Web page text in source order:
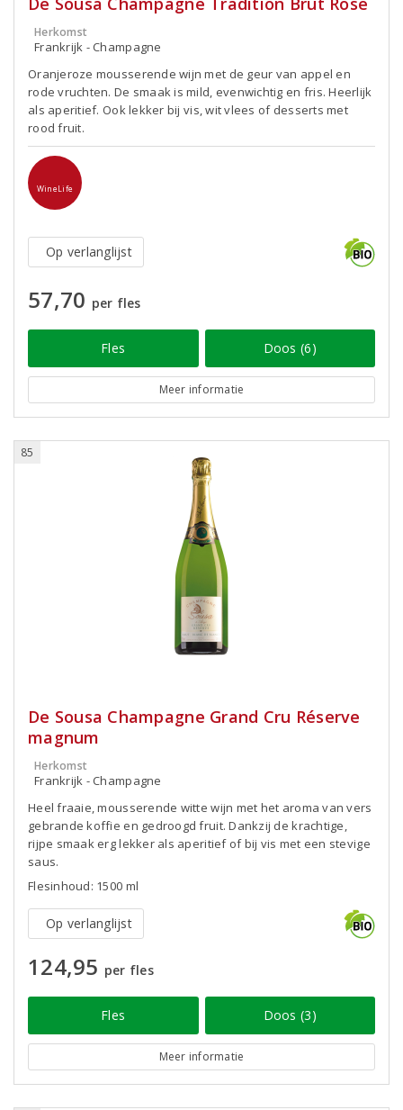
Herkomst
Frankrijk - Champagne
Oranjeroze mousserende wijn met de geur van appel en
rode vruchten. De smaak is mild, evenwichtig en fris. Heerlijk
als aperitief. Ook lekker bij vis, wit vlees of desserts met
rood fruit.
WineLife
Op verlanglijst
57,70 per fles
Fles Doos (6)
Meer informatie
85
De Sousa Champagne Grand Cru Réserve
magnum
Herkomst
Frankrijk - Champagne
Heel fraaie, mousserende witte wijn met het aroma van vers
gebrande koffie en gedroogd fruit. Dankzij de krachtige,
rijpe smaak erg lekker als aperitief of bij vis met een stevige
saus.
Flesinhoud: 1500 ml
Op verlanglijst
124,95 per fles
Fles Doos (3)
Meer informatie